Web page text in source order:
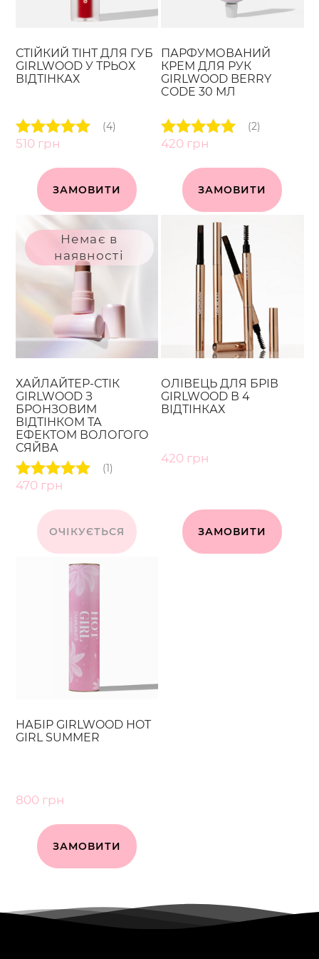
СТІЙКИЙ ТІНТ ДЛЯ ГУБ
GIRLWOOD У ТРЬОХ
ВІДТІНКАХ
Оцінено в
(4)
510 грн
ЗАМОВИТИ
ПАРФУМОВАНИЙ
КРЕМ ДЛЯ РУК
GIRLWOOD BERRY
CODE 30 МЛ
Оцінено в
(2)
420 грн
ЗАМОВИТИ
Немає в
наявності
ХАЙЛАЙТЕР-СТІК
GIRLWOOD З
БРОНЗОВИМ
ВІДТІНКОМ ТА
ЕФЕКТОМ ВОЛОГОГО
СЯЙВА
Оцінено в
(1)
470 грн
ОЧІКУЄТЬСЯ
ОЛІВЕЦЬ ДЛЯ БРІВ
GIRLWOOD В 4
ВІДТІНКАХ
420 грн
ЗАМОВИТИ
НАБІР GIRLWOOD HOT
GIRL SUMMER
800 грн
ЗАМОВИТИ